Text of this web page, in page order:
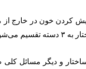
کردن خون در خارج
می‌شود.
ساختار و دیگر مسائل